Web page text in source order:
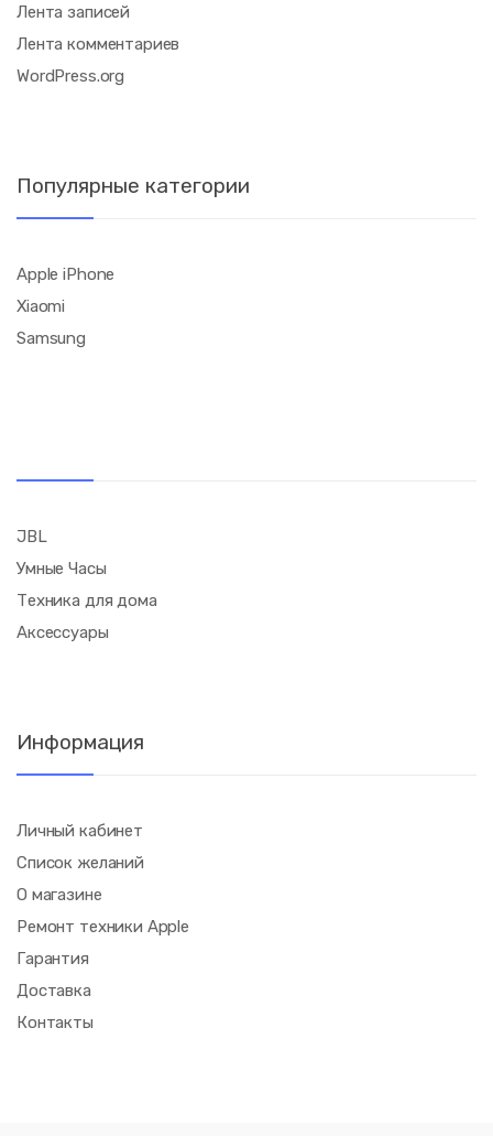
Лента записей
Лента комментариев
WordPress.org
Популярные категории
Apple iPhone
Xiaomi
Samsung
JBL
Умные Часы
Техника для дома
Аксессуары
Информация
Личный кабинет
Список желаний
О магазине
Ремонт техники Apple
Гарантия
Доставка
Контакты